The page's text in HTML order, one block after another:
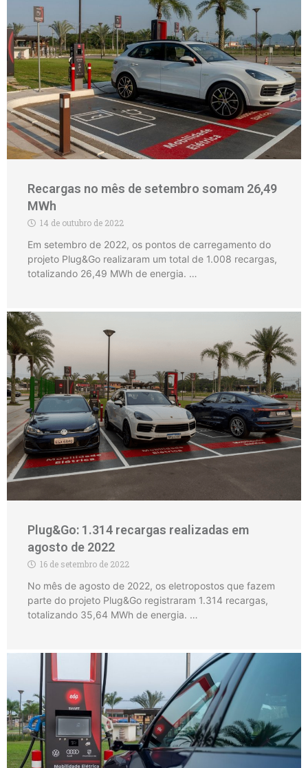
Recargas no mês de setembro somam 26,49
MWh
14 de outubro de 2022
Em setembro de 2022, os pontos de carregamento do
projeto Plug&Go realizaram um total de 1.008 recargas,
totalizando 26,49 MWh de energia. …
Plug&Go: 1.314 recargas realizadas em
agosto de 2022
16 de setembro de 2022
No mês de agosto de 2022, os eletropostos que fazem
parte do projeto Plug&Go registraram 1.314 recargas,
totalizando 35,64 MWh de energia. …